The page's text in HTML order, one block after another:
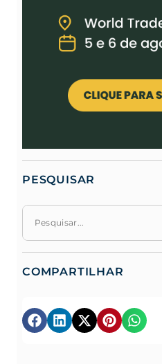
PESQUISAR
COMPARTILHAR